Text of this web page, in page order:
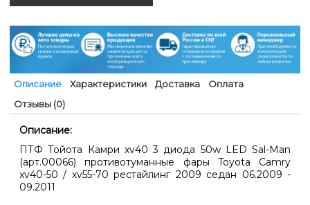
Описание Характеристики Доставка
Оплата
Отзывы (0)
Описание:
ПТФ Тойота Камри xv40 3 диода 50w LED Sal-Man
(арт.00066) противотуманные фары Toyota Camry
xv40-50 / xv55-70 рестайлинг 2009 седан 06.2009 -
09.2011